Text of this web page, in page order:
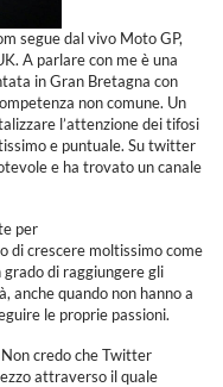
segue dal vivo Moto GP,
A parlare con me è una
in Gran Bretagna con
non comune. Un
l’attenzione dei tifosi
e puntuale. Su twitter
e ha trovato un canale
per
di crescere moltissimo come
di raggiungere gli
anche quando non hanno a
le proprie passioni.
credo che Twitter
attraverso il quale